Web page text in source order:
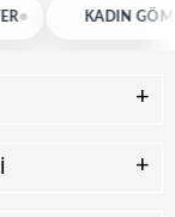
KADIN GÖMLEK